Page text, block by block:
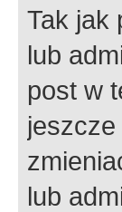
Tak jak
lub
post w
jeszcze
lub